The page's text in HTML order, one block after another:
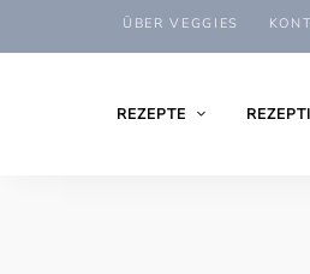
ÜBER VEGGIES
REZEPTE